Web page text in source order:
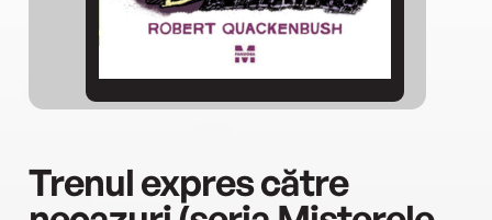
Trenul expres către